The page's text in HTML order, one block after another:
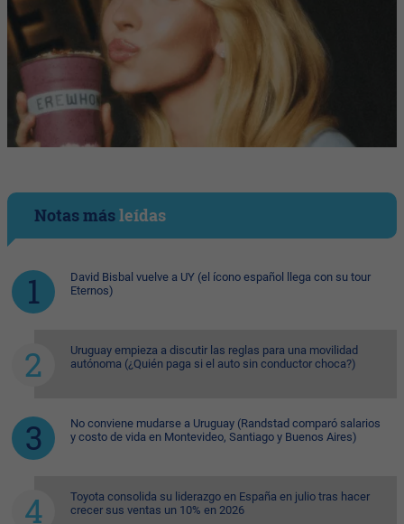
Notas másleídas
David Bisbal vuelve a UY (el ícono español llega con su tour
Eternos)
Uruguay empieza a discutir las reglas para una movilidad
autónoma (¿Quién paga si el auto sin conductor choca?)
No conviene mudarse a Uruguay (Randstad comparó salarios
y costo de vida en Montevideo, Santiago y Buenos Aires)
Toyota consolida su liderazgo en España en julio tras hacer
crecer sus ventas un 10% en 2026